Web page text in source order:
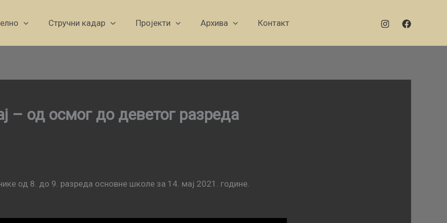
Стручни кадар Пројекти Архива Контакт
– од осмог до деветог разреда
од 8. до 9. разреда основне школе за 14. мај 2021. године.